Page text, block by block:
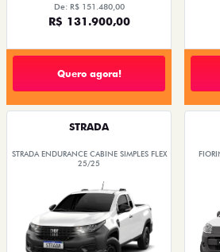
De: R$ 151.480,00
R$ 131.900,00
Quero agora!
STRADA
STRADA ENDURANCE CABINE SIMPLES FLEX
25/25